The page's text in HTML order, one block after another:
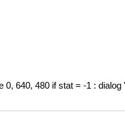
640, 480 if stat = -1 :